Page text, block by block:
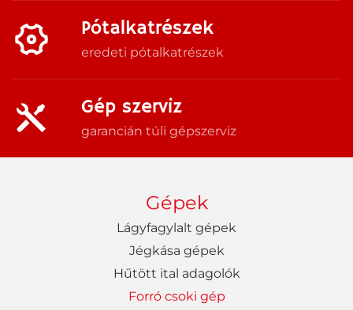
Pótalkatrészek
eredeti pótalkatrészek
Gép szerviz
garancián túli gépszerviz
Gépek
Lágyfagylalt gépek
Jégkása gépek
Hűtött ital adagolók
Forró csoki gép